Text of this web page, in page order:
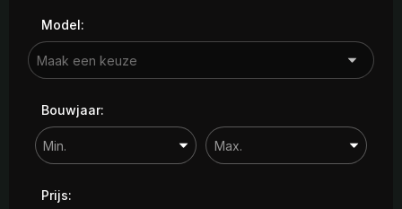
Model:
Bouwjaar:
Prijs: